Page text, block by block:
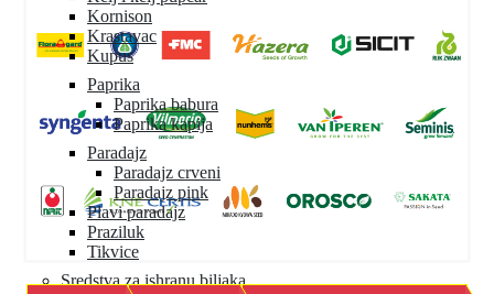
Kornison
Krastavac
Kupus
Paprika
Paprika babura
Paprika kapija
Paradajz
Paradajz crveni
Paradajz pink
Plavi paradajz
Praziluk
Tikvice
Sredstva za ishranu biljaka